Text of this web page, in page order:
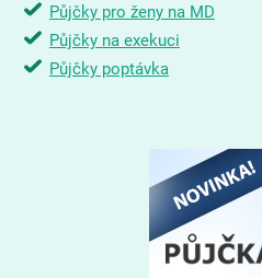
Půjčky pro ženy na MD
Půjčky na exekuci
Půjčky poptávka